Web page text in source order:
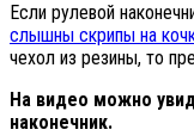
Если рулевой
слышны скрипы на
чехол из резины, то
На видео можно
наконечник.